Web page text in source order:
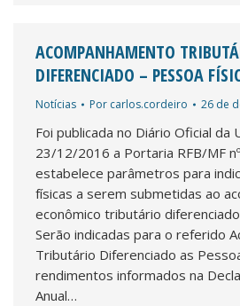
ACOMPANHAMENTO
DIFERENCIADO – PESSOA
Notícias Por carlos.cordeiro 26 de
Foi publicada no Diário Oficial da
23/12/2016 a Portaria RFB/MF
estabelece parâmetros para
físicas a serem submetidas ao
econômico tributário
Serão indicadas para o referido
Tributário Diferenciado as
rendimentos informados na
Anual…